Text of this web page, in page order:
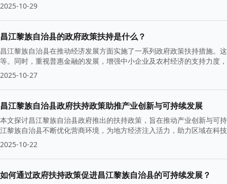
2025-10-29
昌江黎族自治县的政府政策扶持是什么？
昌江黎族自治县在推动经济发展方面实施了一系列政府政策扶持措施。
等。同时，重视普惠金融的发展，增强中小企业及农村经济的支持力度
2025-10-27
昌江黎族自治县政府扶持政策助推产业创新与可持续发展
本文探讨昌江黎族自治县政府推出的扶持政策，旨在推动产业创新与可
江黎族自治县不断优化营商环境，为地方经济注入活力，助力区域在科
2025-10-22
如何通过政府扶持政策促进昌江黎族自治县的可持续发展？